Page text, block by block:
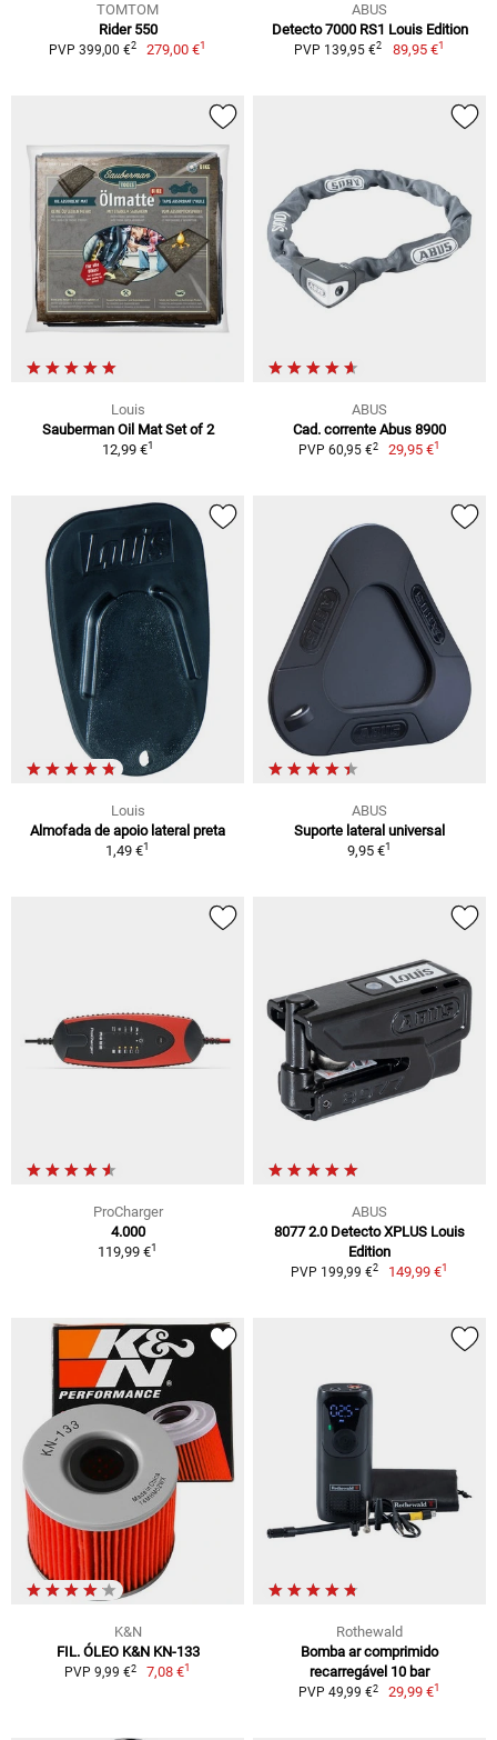
TOMTOM
Rider 550
PVP 399,00 €2 279,00 €1
ABUS
Detecto 7000 RS1 Louis Edition
PVP 139,95 €2 89,95 €1
Louis
Sauberman Oil Mat Set of 2
12,99 €1
ABUS
Cad. corrente Abus 8900
PVP 60,95 €2 29,95 €1
Louis
Almofada de apoio lateral preta
1,49 €1
ABUS
Suporte lateral universal
9,95 €1
ProCharger
4.000
119,99 €1
ABUS
8077 2.0 Detecto XPLUS Louis
Edition
PVP 199,99 €2 149,99 €1
K&N
FIL. ÓLEO K&N KN-133
PVP 9,99 €2 7,08 €1
Rothewald
Bomba ar comprimido
recarregável 10 bar
PVP 49,99 €2 29,99 €1